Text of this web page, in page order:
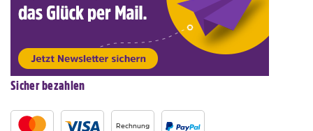
Sicher bezahlen
Rechnung